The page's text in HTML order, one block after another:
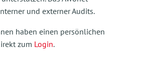
und externer Audits.
haben einen persönlichen
zum Login.